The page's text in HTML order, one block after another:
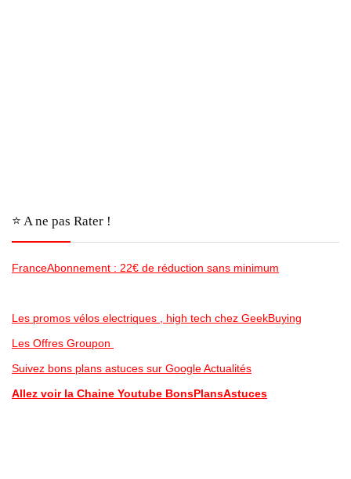
⭐️ A ne pas Rater !
FranceAbonnement : 22€ de réduction sans minimum
Les promos vélos electriques , high tech chez GeekBuying
Les Offres Groupon
Suivez bons plans astuces sur Google Actualités
Allez voir la Chaine Youtube BonsPlansAstuces